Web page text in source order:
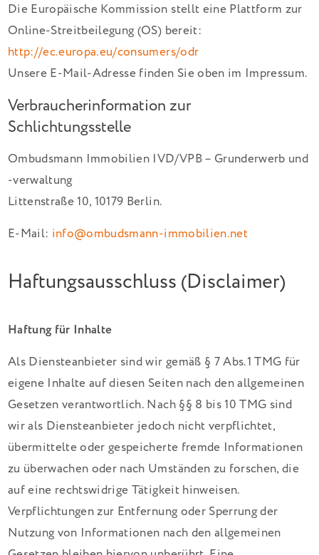
Die Europäische Kommission stellt eine Plattform zur
Online-Streitbeilegung (OS) bereit:
http://ec.europa.eu/consumers/odr
Unsere E-Mail-Adresse finden Sie oben im Impressum.
Verbraucherinformation zur
Schlichtungsstelle
Ombudsmann Immobilien IVD/VPB – Grunderwerb und
-verwaltung
Littenstraße 10, 10179 Berlin.
E-Mail: info@ombudsmann-immobilien.net
Haftungsausschluss (Disclaimer)
Haftung für Inhalte
Als Diensteanbieter sind wir gemäß § 7 Abs.1 TMG für
eigene Inhalte auf diesen Seiten nach den allgemeinen
Gesetzen verantwortlich. Nach §§ 8 bis 10 TMG sind
wir als Diensteanbieter jedoch nicht verpflichtet,
übermittelte oder gespeicherte fremde Informationen
zu überwachen oder nach Umständen zu forschen, die
auf eine rechtswidrige Tätigkeit hinweisen.
Verpflichtungen zur Entfernung oder Sperrung der
Nutzung von Informationen nach den allgemeinen